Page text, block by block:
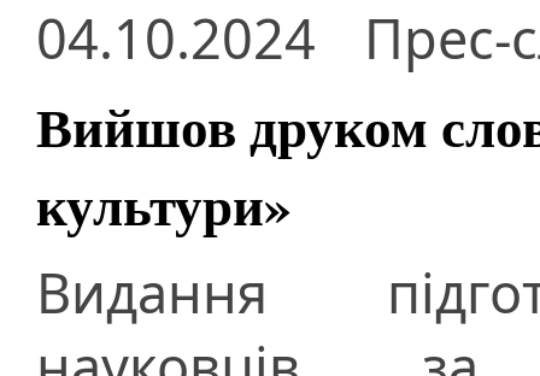
04.10.2024 Прес-
Вийшов друком
культури»
Видання